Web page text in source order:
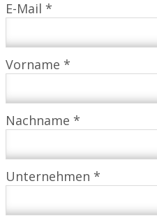
E-Mail *
Vorname *
Nachname *
Unternehmen *